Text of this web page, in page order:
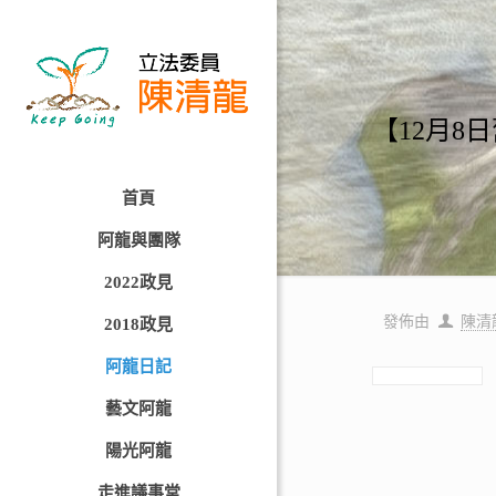
首頁
阿龍與團隊
2022政見
2018政見
阿龍日記
藝文阿龍
陽光阿龍
【12月8
發佈由 陳